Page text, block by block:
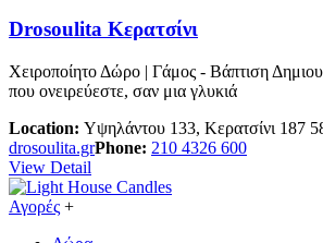
Drosoulita Κερατσίνι
Χειροποίητο Δώρο | Γάμος - Βάπτιση
που ονειρεύεστε, σαν μια γλυκιά
Location: Υψηλάντου 133, Κερατσίνι 187
drosoulita.grPhone: 210 4326 600
View Detail
Αγορές +